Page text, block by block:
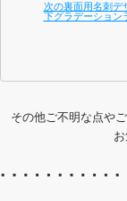
次の裏面用名刺デ
下グラデーション
その他ご不明な点や